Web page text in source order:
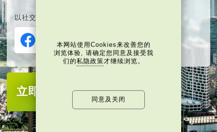
以社交媒体平台注册或登入∶
立即注册 成为当代中国会员
本网站使用Cookies来改善您的
浏览体验, 请确定您同意及接受我
们的私隐政策才继续浏览。
同意及关闭